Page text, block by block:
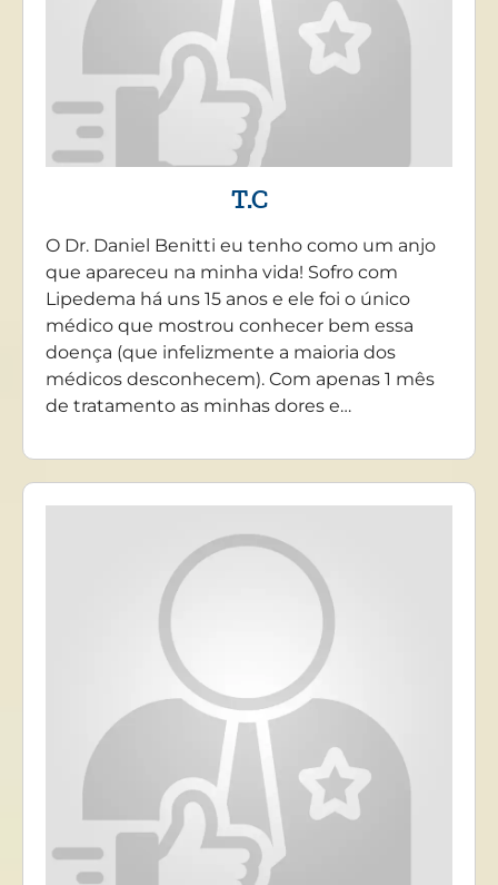
T.C
O Dr. Daniel Benitti eu tenho como um anjo
que apareceu na minha vida! Sofro com
Lipedema há uns 15 anos e ele foi o único
médico que mostrou conhecer bem essa
doença (que infelizmente a maioria dos
médicos desconhecem). Com apenas 1 mês
de tratamento as minhas dores e…